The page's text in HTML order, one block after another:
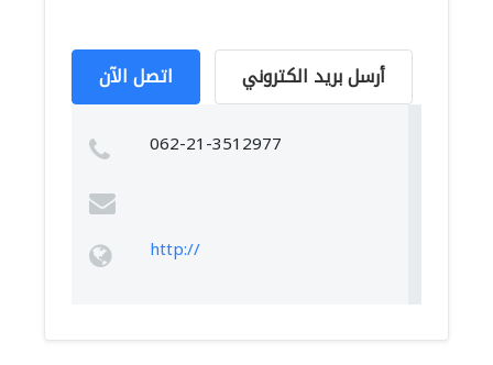
اتصل الآن أرسل بريد الكتروني
062-21-3512977
http://